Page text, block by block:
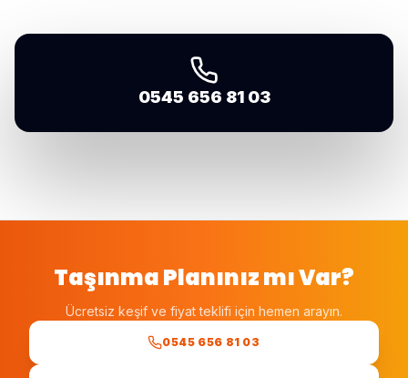
0545 656 81 03
Taşınma Planınız mı Var?
Ücretsiz keşif ve fiyat teklifi için hemen arayın.
0545 656 81 03